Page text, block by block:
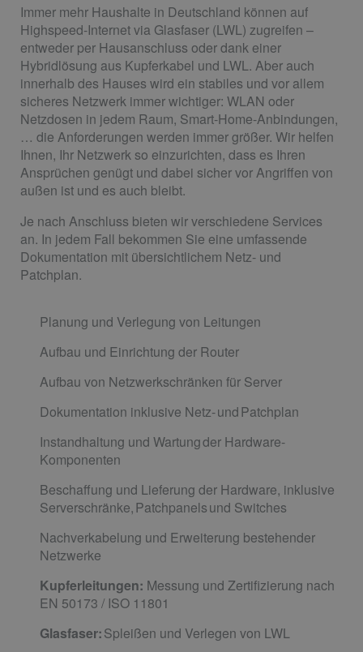
Immer mehr Haushalte in Deutschland können auf
Highspeed-Internet via Glasfaser (LWL) zugreifen –
entweder per Hausanschluss oder dank einer
Hybridlösung aus Kupferkabel und LWL. Aber auch
innerhalb des Hauses wird ein stabiles und vor allem
sicheres Netzwerk immer wichtiger: WLAN oder
Netzdosen in jedem Raum, Smart-Home-Anbindungen,
… die Anforderungen werden immer größer. Wir helfen
Ihnen, Ihr Netzwerk so einzurichten, dass es Ihren
Ansprüchen genügt und dabei sicher vor Angriffen von
außen ist und es auch bleibt.
Je nach Anschluss bieten wir verschiedene Services
an. In jedem Fall bekommen Sie eine umfassende
Dokumentation mit übersichtlichem Netz- und
Patchplan.
Planung und Verlegung von Leitungen
Aufbau und Einrichtung der Router
Aufbau von Netzwerkschränken für Server
Dokumentation inklusive Netz- und Patchplan
Instandhaltung und Wartung der Hardware-
Komponenten
Beschaffung und Lieferung der Hardware, inklusive
Serverschränke, Patchpanels und Switches
Nachverkabelung und Erweiterung bestehender
Netzwerke
Kupferleitungen: Messung und Zertifizierung nach
EN 50173 / ISO 11801
Glasfaser:Spleißen und Verlegen von LWL